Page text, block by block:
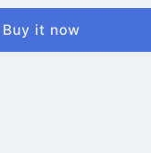
Buy it now